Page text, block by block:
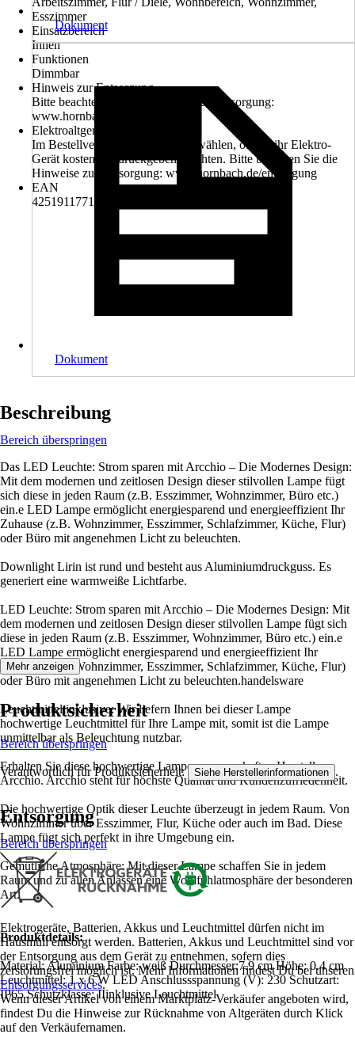
Esszimmer
Einsatzbereich
Innen
Funktionen
Dimmbar
Hinweis zur Entsorgung
Bitte beachten Sie die Hinweise zur Entsorgung:
www.hornbach.de/entsorgung
Elektroaltgerät-Rücknahme
Im Bestellverlauf können Sie auswählen, ob Sie ihr Elektro-
Gerät kostenlos zurückgeben möchten. Bitte beachten Sie die
Hinweise zur Entsorgung: www.hornbach.de/entsorgung
EAN
4251911771534
Dokument
Dokument
Beschreibung
Bereich überspringen
Das LED Leuchte: Strom sparen mit Arcchio – Die Modernes Design:
Mit dem modernen und zeitlosen Design dieser stilvollen Lampe fügt
sich diese in jeden Raum (z.B. Esszimmer, Wohnzimmer, Büro etc.)
ein.e LED Lampe ermöglicht energiesparend und energieeffizient Ihr
Zuhause (z.B. Wohnzimmer, Esszimmer, Schlafzimmer, Küche, Flur)
oder Büro mit angenehmen Licht zu beleuchten.
Downlight Lirin ist rund und besteht aus Aluminiumdruckguss. Es
generiert eine warmweiße Lichtfarbe.
LED Leuchte: Strom sparen mit Arcchio – Die Modernes Design: Mit
dem modernen und zeitlosen Design dieser stilvollen Lampe fügt sich
diese in jeden Raum (z.B. Esszimmer, Wohnzimmer, Büro etc.) ein.e
LED Lampe ermöglicht energiesparend und energieeffizient Ihr
Zuhause (z.B. Wohnzimmer, Esszimmer, Schlafzimmer, Küche, Flur)
oder Büro mit angenehmen Licht zu beleuchten.handelsware
Leuchtmittel inklusive: Wir liefern Ihnen bei dieser Lampe
hochwertige Leuchtmittel für Ihre Lampe mit, somit ist die Lampe
unmittelbar als Beleuchtung nutzbar.
Erhalten Sie diese hochwertige Lampe vom namhaften Hersteller
Arcchio. Arcchio steht für höchste Qualität und Kundenzufriedenheit.
Die hochwertige Optik dieser Leuchte überzeugt in jedem Raum. Von
Wohnzimmer über Esszimmer, Flur, Küche oder auch im Bad. Diese
Lampe fügt sich perfekt in ihre Umgebung ein.
Gemütliche Atmosphäre: Mit dieser Lampe schaffen Sie in jedem
Raum und zu allen Anlässen eine Wohlfühlatmosphäre der besonderen
Art.
Produktdetails:
Material: Aluminium Farbe: weiß Durchmesser:7.9 cm Höhe: 0.4 cm
Leuchtmittel: 1 x 6 W LED Anschlussspannung (V): 230 Schutzart:
IP65 Schutzklasse: IIinklusive Leuchtmittel
Mehr anzeigen
Produktsicherheit
Bereich überspringen
Verantwortlich für Produktsicherheit: Siehe Herstellerinformationen .
Entsorgung
Bereich überspringen
Elektrogeräte, Batterien, Akkus und Leuchtmittel dürfen nicht im
Hausmüll entsorgt werden. Batterien, Akkus und Leuchtmittel sind vor
der Entsorgung aus dem Gerät zu entnehmen, sofern dies
zerstörungsfrei möglich ist. Mehr Informationen findest Du bei unseren
Entsorgungsservices.
Wenn dieser Artikel von einem Marktplatz-Verkäufer angeboten wird,
findest Du die Hinweise zur Rücknahme von Altgeräten durch Klick
auf den Verkäufernamen.